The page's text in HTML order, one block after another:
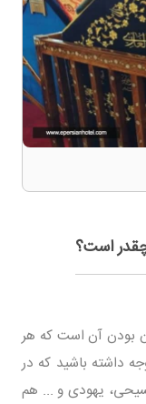
است؟
بودن آن است که هر
داشته باشید که در
یهودی و ... هم